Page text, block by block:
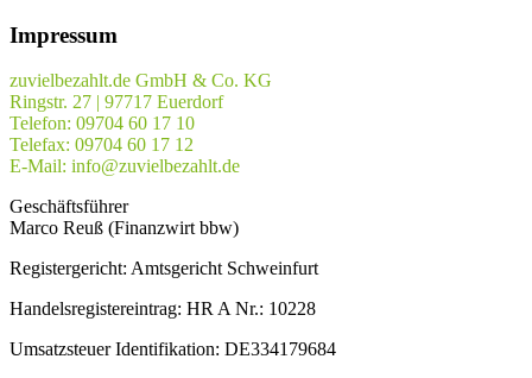
Impressum
zuvielbezahlt.de GmbH & Co. KG
Ringstr. 27 | 97717 Euerdorf
Telefon: 09704 60 17 10
Telefax: 09704 60 17 12
E-Mail: info@zuvielbezahlt.de
Geschäftsführer
Marco Reuß (Finanzwirt bbw)
Registergericht: Amtsgericht Schweinfurt
Handelsregistereintrag: HR A Nr.: 10228
Umsatzsteuer Identifikation: DE334179684